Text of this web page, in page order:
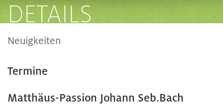
PROJEKTE
KONTAKT
DETAILS
Neuigkeiten
Termine
Matthäus-Passion Johann Seb.Bach